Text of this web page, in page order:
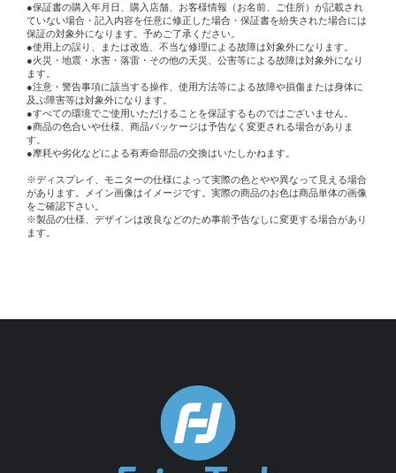
●保証書の購入年月日、購入店舗、お客様情報（お名前、ご住所）が記載され
ていない場合・記入内容を任意に修正した場合・保証書を紛失された場合には
保証の対象外になります。予めご了承ください。
●使用上の誤り、または改造、不当な修理による故障は対象外になります。
●火災・地震・水害・落雷・その他の天災、公害等による故障は対象外になり
ます。
●注意・警告事項に該当する操作、使用方法等による故障や損傷または身体に
及ぶ障害等は対象外になります。
●すべての環境でご使用いただけることを保証するものではございません。
●商品の色合いや仕様、商品パッケージは予告なく変更される場合がありま
す。
●摩耗や劣化などによる有寿命部品の交換はいたしかねます。
※ディスプレイ、モニターの仕様によって実際の色とやや異なって見える場合
があります。メイン画像はイメージです。実際の商品のお色は商品単体の画像
をご確認下さい。
※製品の仕様、デザインは改良などのため事前予告なしに変更する場合があり
ます。